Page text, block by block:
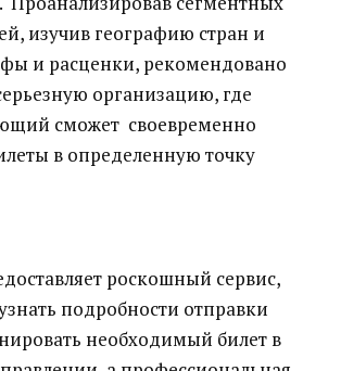
изучив географию стран и
и расценки, рекомендовано
организацию, где
сможет своевременно
в определенную точку
роскошный сервис,
подробности отправки
необходимый билет в